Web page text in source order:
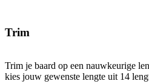
Trim
Trim je baard op een nauwkeurige
kies jouw gewenste lengte uit 14